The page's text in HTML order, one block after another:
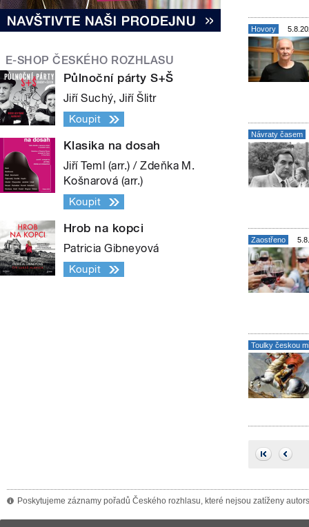
Hovory
Návraty časem
Zaostřeno
Toulky českou
Poskytujeme záznamy pořadů Českého rozhlasu, které nejsou zatíženy